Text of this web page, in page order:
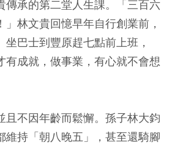
傳承的第二堂人生課。「三百六
林文貴回憶早年自行創業前，
巴士到豐原趕七點前上班，
有成就，做事業，有心就不會想
且不因年齡而鬆懈。孫子林大鈞
維持「朝八晚五」，甚至還騎腳